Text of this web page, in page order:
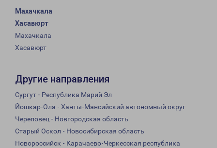
Махачкала
Хасавюрт
Махачкала
Хасавюрт
Другие направления
Сургут - Республика Марий Эл
Йошкар-Ола - Ханты-Мансийский автономный округ
Череповец - Новгородская область
Старый Оскол - Новосибирская область
Новороссийск - Карачаево-Черкесская республика